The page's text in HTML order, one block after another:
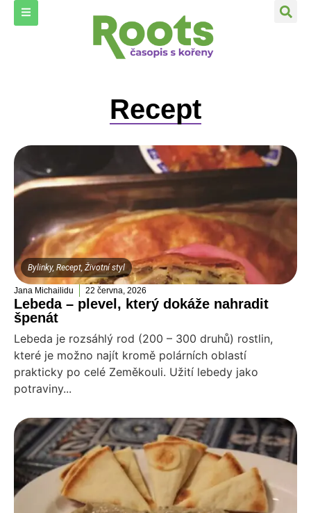
Recept
Bylinky, Recept, Životní styl
Jana Michailidu 22 června, 2026
Lebeda – plevel, který dokáže nahradit
špenát
Lebeda je rozsáhlý rod (200 – 300 druhů) rostlin,
které je možno najít kromě polárních oblastí
prakticky po celé Zeměkouli. Užití lebedy jako
potraviny...